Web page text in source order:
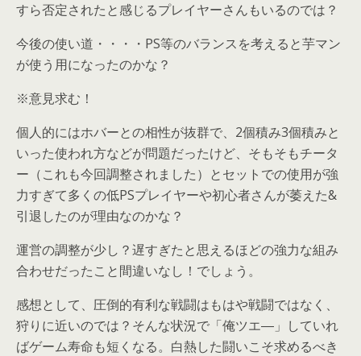
すら否定されたと感じるプレイヤーさんもいるのでは？
今後の使い道・・・・PS等のバランスを考えると芋マン
が使う用になったのかな？
※意見求む！
個人的にはホバーとの相性が抜群で、2個積み3個積みと
いった使われ方などが問題だったけど、そもそもチータ
ー（これも今回調整されました）とセットでの使用が強
力すぎて多くの低PSプレイヤーや初心者さんが萎えた&
引退したのが理由なのかな？
運営の調整が少し？遅すぎたと思えるほどの強力な組み
合わせだったこと間違いなし！でしょう。
感想として、 圧倒的有利な戦闘はもはや戦闘ではなく、
狩りに近いのでは？ そんな状況で「俺ツエ―」していれ
ばゲーム寿命も短くなる。白熱した闘いこそ求めるべき